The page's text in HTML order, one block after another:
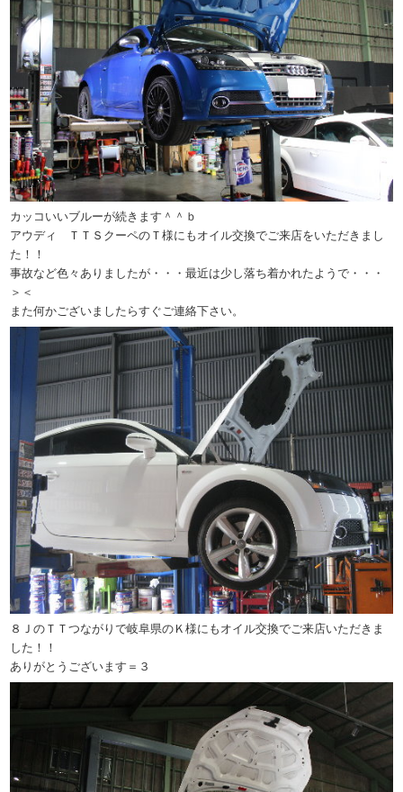
カッコいいブルーが続きます＾＾ｂ
アウディ ＴＴＳクーペのＴ様にもオイル交換でご来店をいただきまし
た！！
事故など色々ありましたが・・・最近は少し落ち着かれたようで・・・
＞＜
また何かございましたらすぐご連絡下さい。
８ＪのＴＴつながりで岐阜県のＫ様にもオイル交換でご来店いただきま
した！！
ありがとうございます＝３